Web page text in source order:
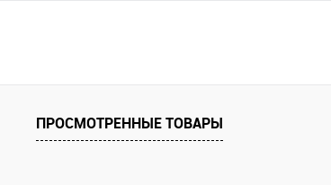
ПРОСМОТРЕННЫЕ ТОВАРЫ